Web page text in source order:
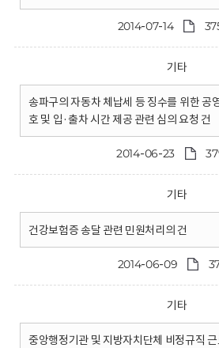
2014-07-14
기타
송파구의 자동차 체납세 등 징수를 위한 공
호 및 입·출차 시간 제공 관련 심의 요청 건
2014-06-23
기타
건강보험증 송달 관련 민원처리의 건
2014-06-09
기타
중앙행정기관 및 지방자치단체 비정규직